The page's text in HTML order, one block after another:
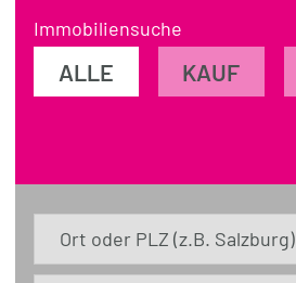
FÜR VERKÄUFER
Immobiliensuche
ALLE KAUF
Ort oder PLZ (z.B. Salzburg)